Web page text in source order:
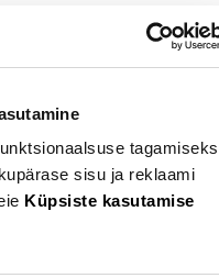
sisu ja reklaami
Küpsiste kasutamise